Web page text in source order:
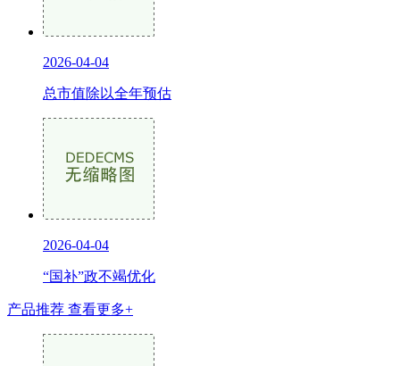
2026-04-04
总市值除以全年预估
2026-04-04
“国补”政不竭优化
产品推荐 查看更多+